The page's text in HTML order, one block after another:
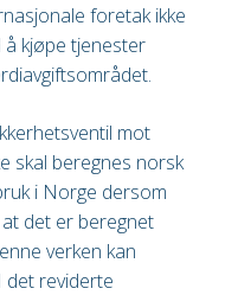
foretak ikke
å kjøpe tjenester
mot
skal beregnes norsk
i Norge dersom
det er beregnet
verken kan
reviderte